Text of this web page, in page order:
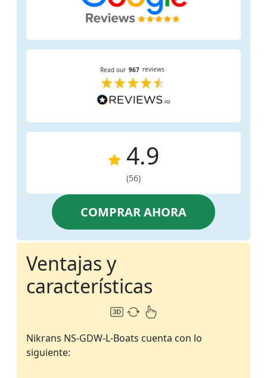
4.9
(56)
COMPRAR AHORA
Ventajas y
características
Nikrans NS-GDW-L-Boats cuenta con lo
siguiente: